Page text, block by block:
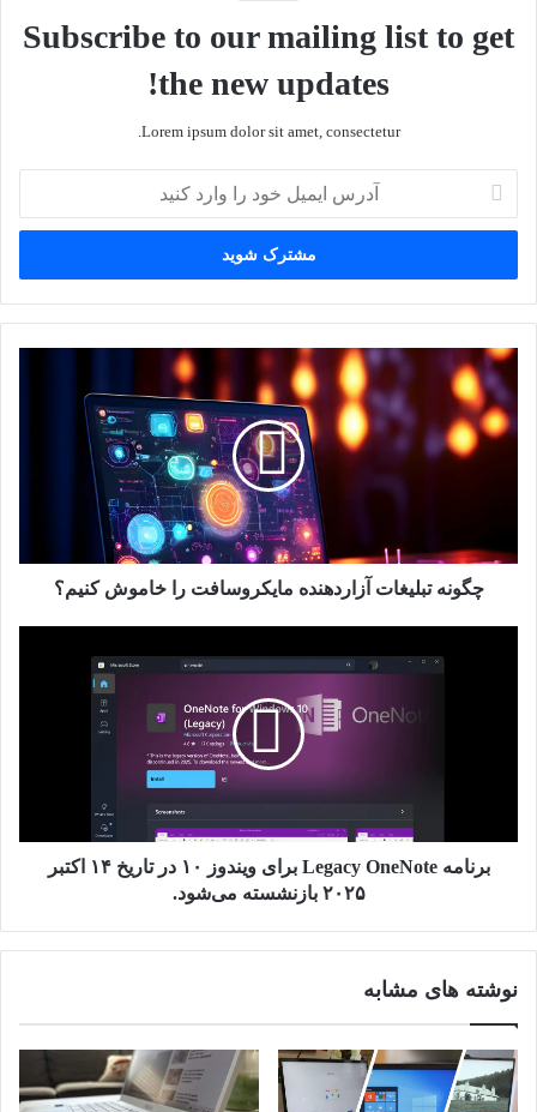
Subscribe to our mailing list to get
the new updates!
Lorem ipsum dolor sit amet, consectetur.
آدرس
ایمیل
خود
وارد
کنید
چگونه
تبلیغات
آزاردهنده
مایکروسافت
چگونه تبلیغات آزاردهنده مایکروسافت را خاموش کنیم؟
۱۴
اکتبر
برنامه Legacy OneNote برای ویندوز ۱۰ در تاریخ ۱۴ اکتبر
۲۰۲۵ بازنشسته می‌شود.
نوشته های مشابه